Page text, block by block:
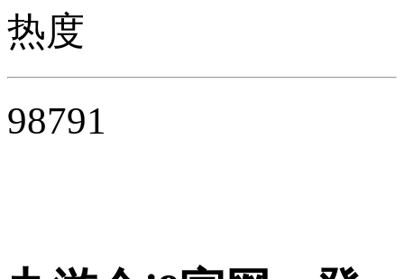
热度
98791